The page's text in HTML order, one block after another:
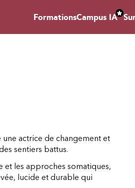
FormationsCampus IA
actrice de changement et
sentiers battus.
et les approches somatiques,
lucide et durable qui